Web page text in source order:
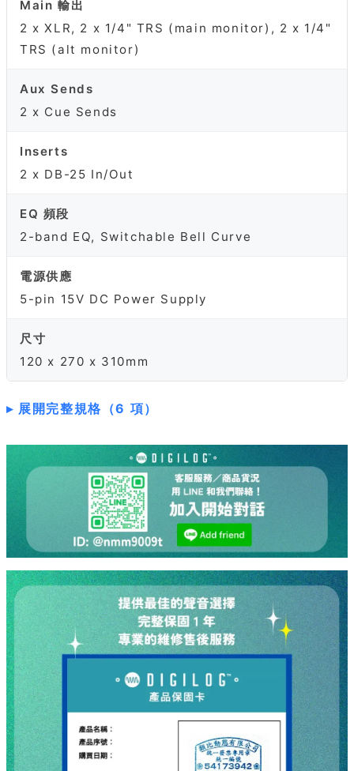
Main 輸出
2 x XLR, 2 x 1/4" TRS (main monitor), 2 x 1/4"
TRS (alt monitor)
Aux Sends
2 x Cue Sends
Inserts
2 x DB-25 In/Out
EQ 頻段
2-band EQ, Switchable Bell Curve
電源供應
5-pin 15V DC Power Supply
尺寸
120 x 270 x 310mm
展開完整規格（6 項）